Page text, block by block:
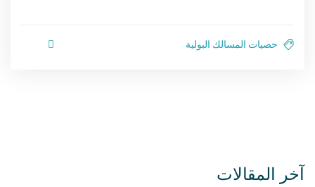
حصيات المسالك البولية
آخر المقالات